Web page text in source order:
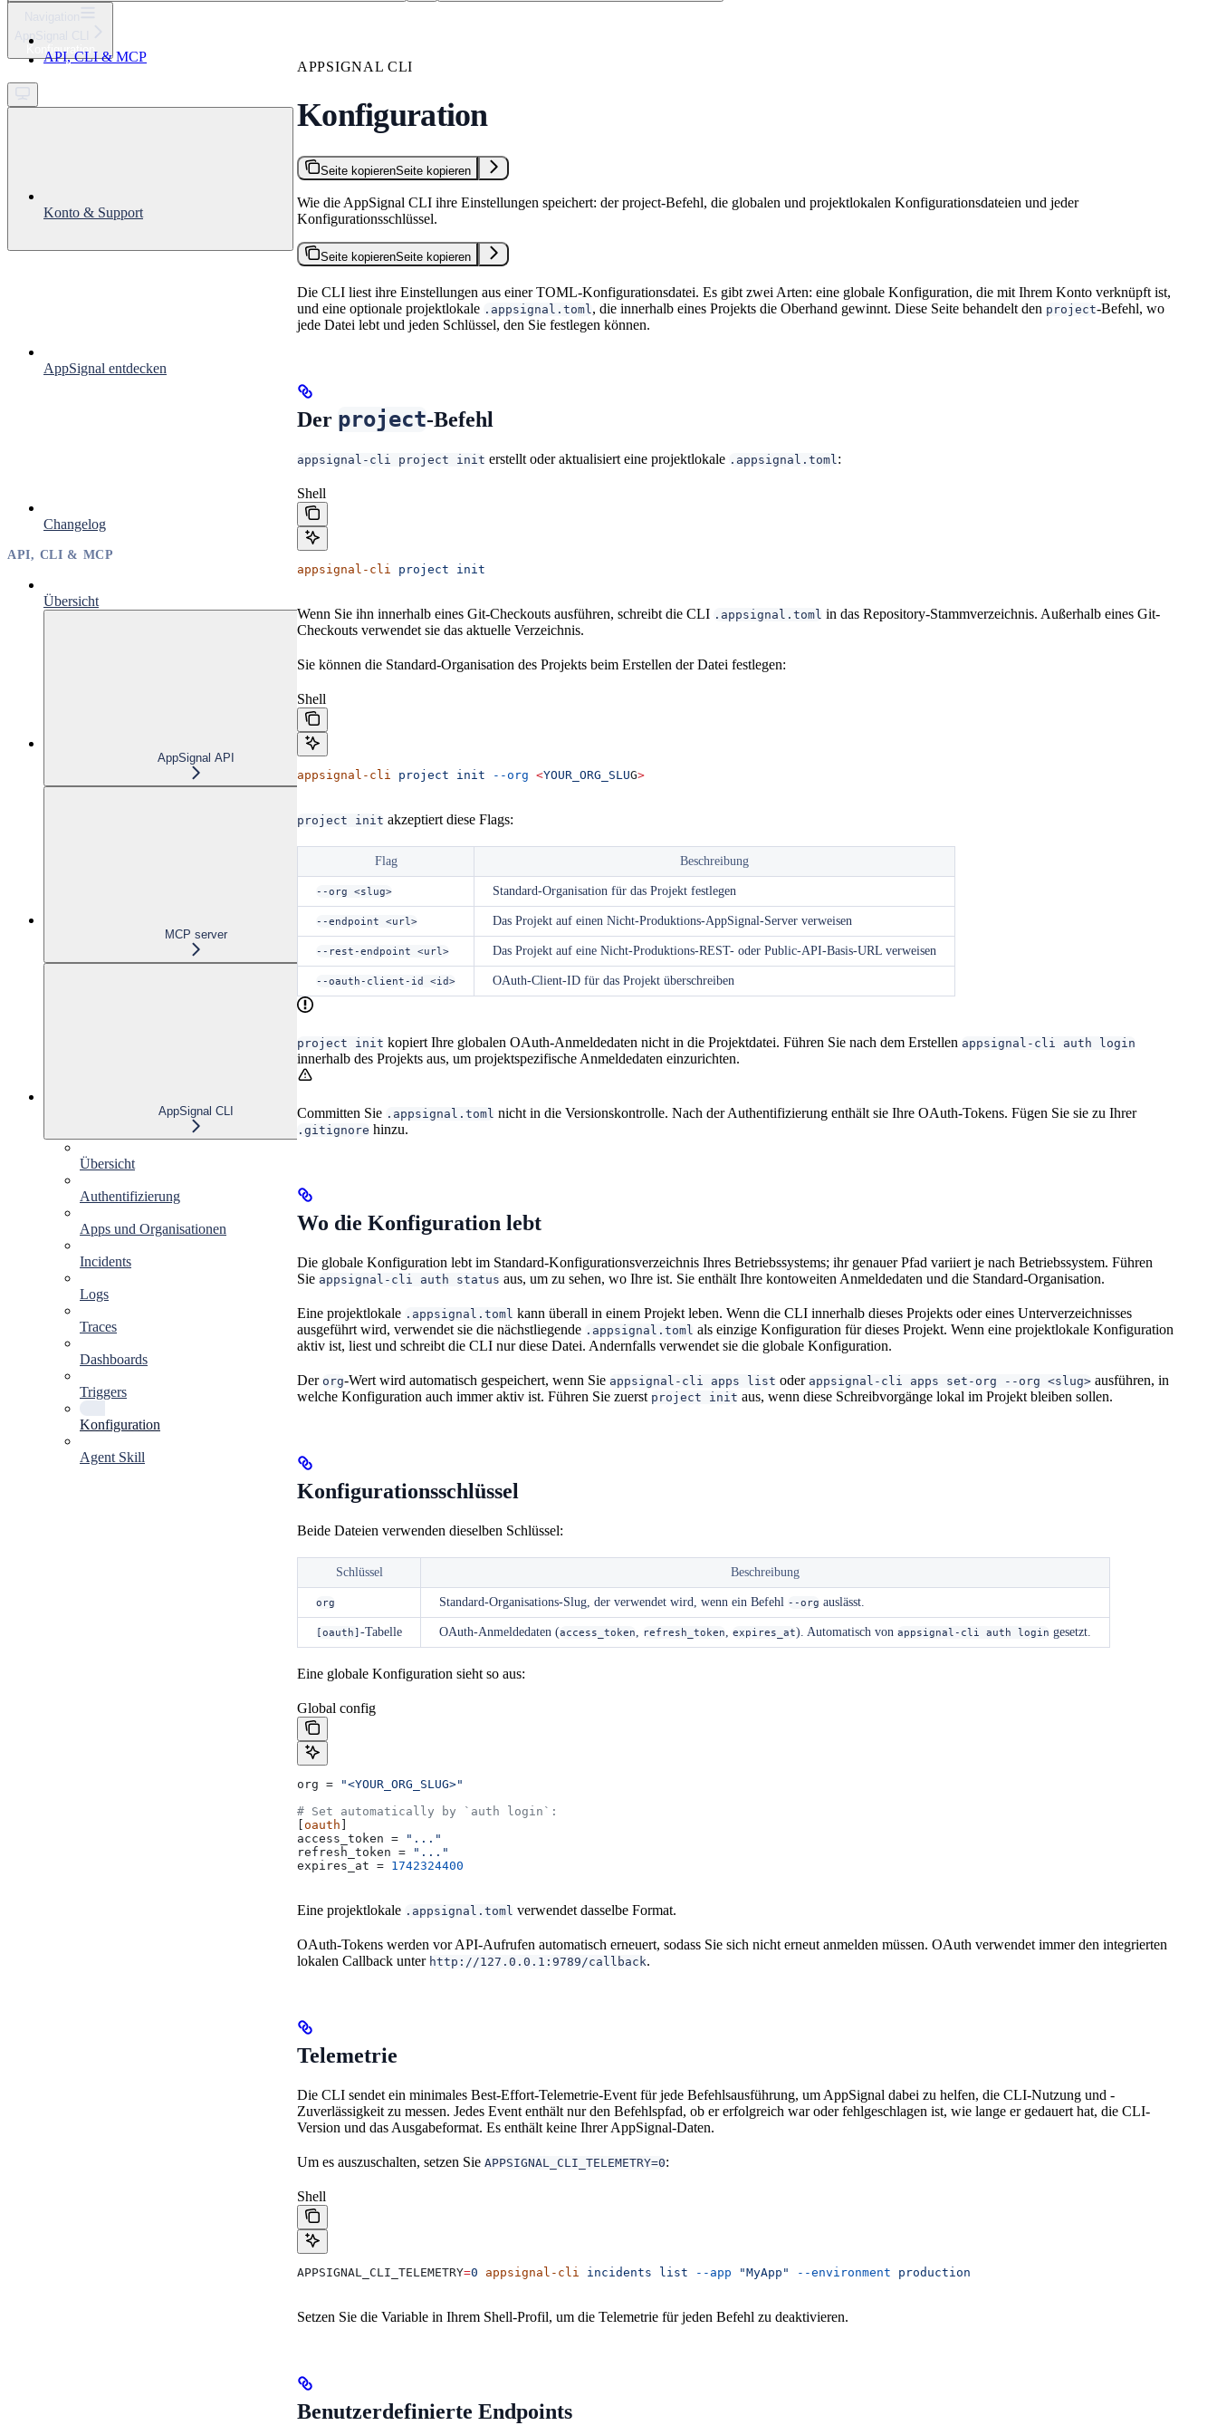
Get started
AppSignal CLI
Konfiguration
API, CLI & MCP
Konto & Support
AppSignal entdecken
Changelog
API, CLI & MCP
Übersicht
AppSignal API
MCP server
AppSignal CLI
Übersicht
Authentifizierung
Apps und Organisationen
Incidents
Logs
Traces
Dashboards
Triggers
Konfiguration
Agent Skill
APPSIGNAL CLI
Konfiguration
Seite kopierenSeite kopieren
Wie die AppSignal CLI ihre Einstellungen speichert: der project-Befehl, die globalen und projektlokalen Konfigurationsdateien und jeder
Konfigurationsschlüssel.
Seite kopierenSeite kopieren
Die CLI liest ihre Einstellungen aus einer TOML-Konfigurationsdatei. Es gibt zwei Arten: eine globale Konfiguration, die mit Ihrem Konto verknüpft ist,
und eine optionale projektlokale .appsignal.toml , die innerhalb eines Projekts die Oberhand gewinnt. Diese Seite behandelt den project-Befehl, wo
jede Datei lebt und jeden Schlüssel, den Sie festlegen können.
Der project-Befehl
appsignal-cli project init erstellt oder aktualisiert eine projektlokale .appsignal.toml :
Shell
appsignal-cli project init
Wenn Sie ihn innerhalb eines Git-Checkouts ausführen, schreibt die CLI .appsignal.toml in das Repository-Stammverzeichnis. Außerhalb eines Git-
Checkouts verwendet sie das aktuelle Verzeichnis.
Sie können die Standard-Organisation des Projekts beim Erstellen der Datei festlegen:
Shell
appsignal-cli project init --org <YOUR_ORG_SLUG>
project init akzeptiert diese Flags:
Flag Beschreibung
--org <slug> Standard-Organisation für das Projekt festlegen
--endpoint <url> Das Projekt auf einen Nicht-Produktions-AppSignal-Server verweisen
--rest-endpoint <url> Das Projekt auf eine Nicht-Produktions-REST- oder Public-API-Basis-URL verweisen
--oauth-client-id <id> OAuth-Client-ID für das Projekt überschreiben
project init kopiert Ihre globalen OAuth-Anmeldedaten nicht in die Projektdatei. Führen Sie nach dem Erstellen appsignal-cli auth login
innerhalb des Projekts aus, um projektspezifische Anmeldedaten einzurichten.
Committen Sie .appsignal.toml nicht in die Versionskontrolle. Nach der Authentifizierung enthält sie Ihre OAuth-Tokens. Fügen Sie sie zu Ihrer
.gitignore hinzu.
Wo die Konfiguration lebt
Die globale Konfiguration lebt im Standard-Konfigurationsverzeichnis Ihres Betriebssystems; ihr genauer Pfad variiert je nach Betriebssystem. Führen
Sie appsignal-cli auth status aus, um zu sehen, wo Ihre ist. Sie enthält Ihre kontoweiten Anmeldedaten und die Standard-Organisation.
Eine projektlokale .appsignal.toml kann überall in einem Projekt leben. Wenn die CLI innerhalb dieses Projekts oder eines Unterverzeichnisses
ausgeführt wird, verwendet sie die nächstliegende .appsignal.toml als einzige Konfiguration für dieses Projekt. Wenn eine projektlokale Konfiguration
aktiv ist, liest und schreibt die CLI nur diese Datei. Andernfalls verwendet sie die globale Konfiguration.
Der org-Wert wird automatisch gespeichert, wenn Sie appsignal-cli apps list oder appsignal-cli apps set-org --org <slug> ausführen, in
welche Konfiguration auch immer aktiv ist. Führen Sie zuerst project init aus, wenn diese Schreibvorgänge lokal im Projekt bleiben sollen.
Konfigurationsschlüssel
Beide Dateien verwenden dieselben Schlüssel:
Schlüssel Beschreibung
org Standard-Organisations-Slug, der verwendet wird, wenn ein Befehl --org auslässt.
[oauth] -Tabelle OAuth-Anmeldedaten (access_token, refresh_token, expires_at). Automatisch von appsignal-cli auth login gesetzt.
Eine globale Konfiguration sieht so aus:
Global config
org =
"<YOUR_ORG_SLUG>"
# Set automatically by `auth login`:
oauth
access_token =
"..."
refresh_token =
"..."
expires_at = 1742324400
Eine projektlokale .appsignal.toml verwendet dasselbe Format.
OAuth-Tokens werden vor API-Aufrufen automatisch erneuert, sodass Sie sich nicht erneut anmelden müssen. OAuth verwendet immer den integrierten
lokalen Callback unter http://127.0.0.1:9789/callback.
Telemetrie
Die CLI sendet ein minimales Best-Effort-Telemetrie-Event für jede Befehlsausführung, um AppSignal dabei zu helfen, die CLI-Nutzung und -
Zuverlässigkeit zu messen. Jedes Event enthält nur den Befehlspfad, ob er erfolgreich war oder fehlgeschlagen ist, wie lange er gedauert hat, die CLI-
Version und das Ausgabeformat. Es enthält keine Ihrer AppSignal-Daten.
Um es auszuschalten, setzen Sie APPSIGNAL_CLI_TELEMETRY=0:
Shell
APPSIGNAL_CLI_TELEMETRY=0 appsignal-cli incidents list --app "MyApp" --environment production
Setzen Sie die Variable in Ihrem Shell-Profil, um die Telemetrie für jeden Befehl zu deaktivieren.
Benutzerdefinierte Endpoints